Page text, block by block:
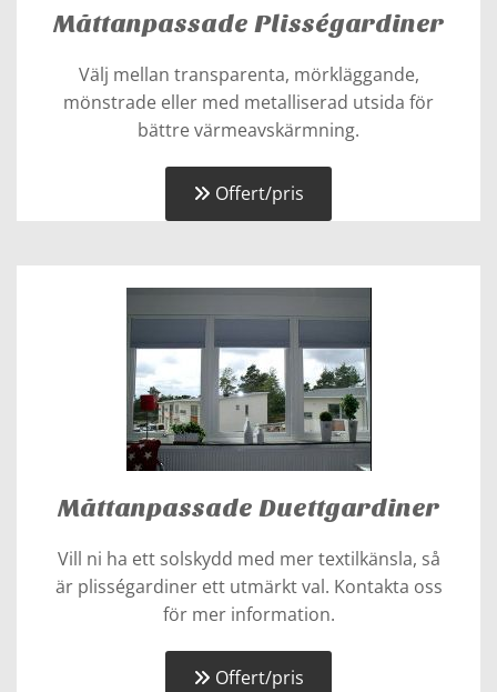
Måttanpassade Plisségardiner
Välj mellan transparenta, mörkläggande,
mönstrade eller med metalliserad utsida för
bättre värmeavskärmning.
Offert/pris
Måttanpassade Duettgardiner
Vill ni ha ett solskydd med mer textilkänsla, så
är plisségardiner ett utmärkt val. Kontakta oss
för mer information.
Offert/pris